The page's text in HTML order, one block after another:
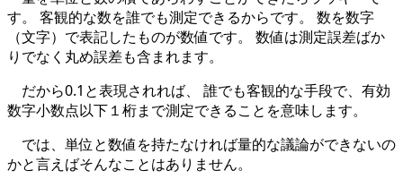
す。 客観的な数を誰でも測定できるからです。 数を数字
（文字）で表記したものが数値です。 数値は測定誤差ばか
りでなく丸め誤差も含まれます。
だから0.1と表現されれば、 誰でも客観的な手段で、有効
数字小数点以下１桁まで測定できることを意味します。
では、単位と数値を持たなければ量的な議論ができないの
かと言えばそんなことはありません。